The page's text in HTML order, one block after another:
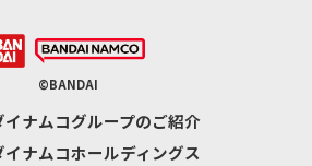
©BANDAI
ナムコグループのご紹介
ナムコホールディングス